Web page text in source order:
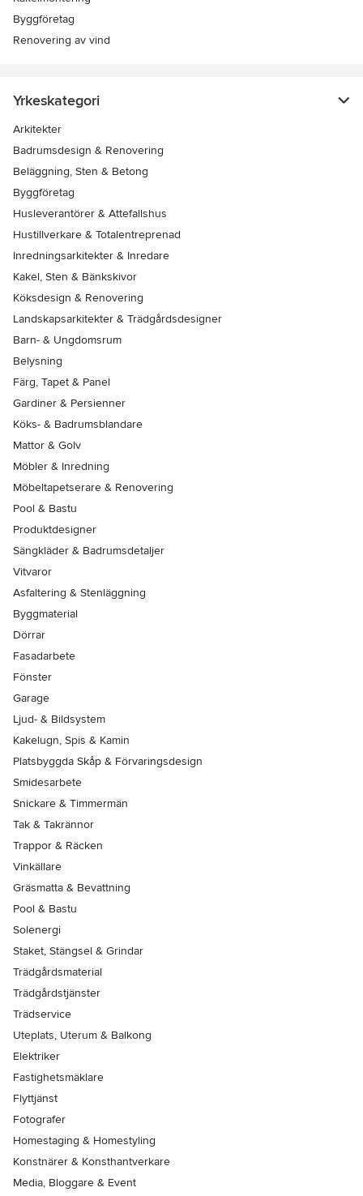
Byggföretag
Renovering av vind
Yrkeskategori
Arkitekter
Badrumsdesign & Renovering
Beläggning, Sten & Betong
Byggföretag
Husleverantörer & Attefallshus
Hustillverkare & Totalentreprenad
Inredningsarkitekter & Inredare
Kakel, Sten & Bänkskivor
Köksdesign & Renovering
Landskapsarkitekter & Trädgårdsdesigner
Barn- & Ungdomsrum
Belysning
Färg, Tapet & Panel
Gardiner & Persienner
Köks- & Badrumsblandare
Mattor & Golv
Möbler & Inredning
Möbeltapetserare & Renovering
Pool & Bastu
Produktdesigner
Sängkläder & Badrumsdetaljer
Vitvaror
Asfaltering & Stenläggning
Byggmaterial
Dörrar
Fasadarbete
Fönster
Garage
Ljud- & Bildsystem
Kakelugn, Spis & Kamin
Platsbyggda Skåp & Förvaringsdesign
Smidesarbete
Snickare & Timmermän
Tak & Takrännor
Trappor & Räcken
Vinkällare
Gräsmatta & Bevattning
Pool & Bastu
Solenergi
Staket, Stängsel & Grindar
Trädgårdsmaterial
Trädgårdstjänster
Trädservice
Uteplats, Uterum & Balkong
Elektriker
Fastighetsmäklare
Flyttjänst
Fotografer
Homestaging & Homestyling
Konstnärer & Konsthantverkare
Media, Bloggare & Event